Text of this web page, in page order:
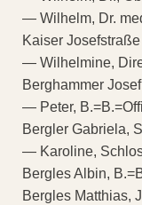
— Wilhelm, Dr.
Kaiser
— Wilhelmine,
Berghammer
— Peter,
Bergler Gabriela,
— Karoline,
Bergles Albin,
Bergles Matthias,